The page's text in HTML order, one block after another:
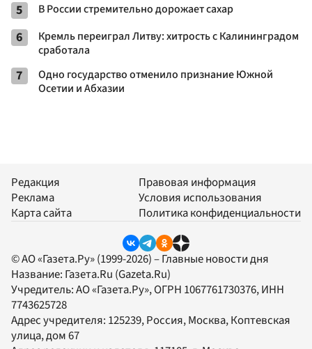
5 В России стремительно дорожает сахар
6
Кремль переиграл Литву: хитрость с Калининградом
сработала
7
Одно государство отменило признание Южной
Осетии и Абхазии
Редакция
Реклама
Карта сайта
Правовая информация
Условия использования
Политика конфиденциальности
© АО «Газета.Ру» (1999-2026) – Главные новости дня
Название: Газета.Ru (Gazeta.Ru)
Учредитель:АО «Газета.Ру», ОГРН 1067761730376, ИНН
7743625728
Адрес учредителя: 125239, Россия, Москва, Коптевская
улица, дом 67